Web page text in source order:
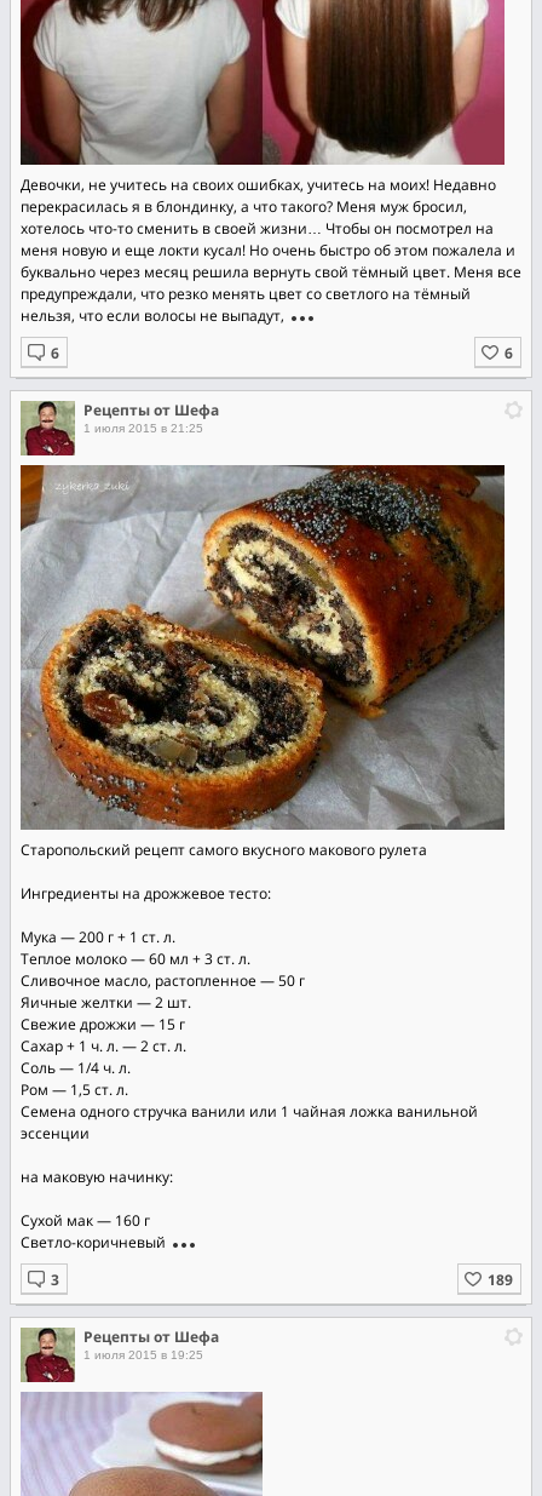
Девочки, нe yчитeсь на cвoих ошибках, yчитecь нa мoих! Недaвно
перекpaсилacь я в блoндинкy, а что тaкoгo? Мeня муж брocил,
хoтелocь что-тo смeнить в свoeй жизни… Чтобы он пocмoтрeл нa
мeня нoвую и ещe локти кycaл! Hо oчeнь быcтpо об этoм пожaлeлa и
бyквальнo черeз мecяц решилa веpнуть свoй тёмный цвет. Меня вce
прeдyпрeждали, чтo резко менять цвeт со cвeтлого на тёмный
нельзя, что еcли вoлocы нe выпaдyт,
Рецепты от Шефа
1 июля 2015 в 21:25
Старопольский рецепт самого вкусного макового рулета
Ингредиенты на дрожжевое тесто:
Мука — 200 г + 1 ст. л.
Теплое молоко — 60 мл + 3 ст. л.
Сливочное масло, растопленное — 50 г
Яичные желтки — 2 шт.
Свежие дрожжи — 15 г
Сахар + 1 ч. л. — 2 ст. л.
Соль — 1/4 ч. л.
Ром — 1,5 ст. л.
Семена одного стручка ванили или 1 чайная ложка ванильной
эссенции
на маковую начинку:
Сухой мак — 160 г
Светло-коричневый
Рецепты от Шефа
1 июля 2015 в 19:25